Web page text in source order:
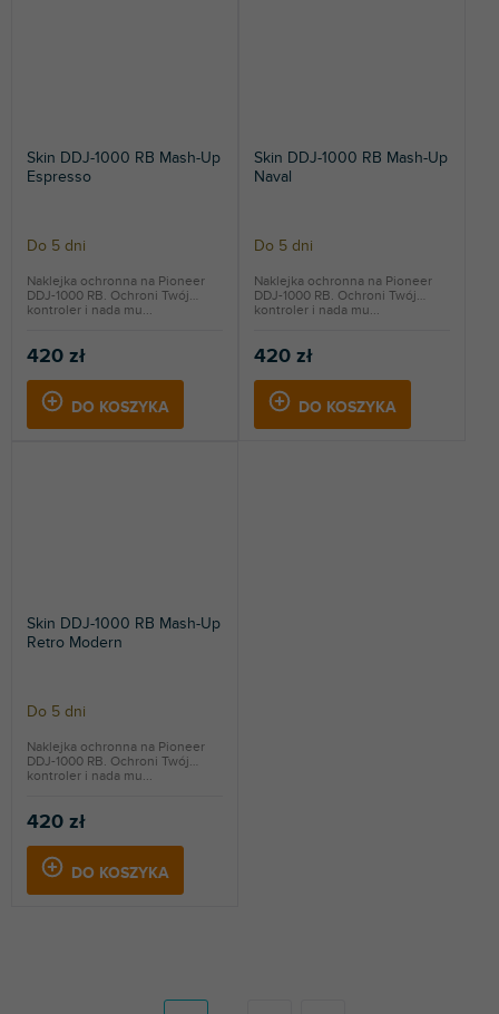
Skin DDJ-1000 RB Mash-Up
Espresso
Do 5 dni
420 zł
DO KOSZYKA
Naklejka ochronna na Pioneer
DDJ-1000 RB. Ochroni Twój
kontroler i nada mu...
Skin DDJ-1000 RB Mash-Up
Naval
Do 5 dni
420 zł
DO KOSZYKA
Naklejka ochronna na Pioneer
DDJ-1000 RB. Ochroni Twój
kontroler i nada mu...
Skin DDJ-1000 RB Mash-Up
Retro Modern
Do 5 dni
420 zł
DO KOSZYKA
Naklejka ochronna na Pioneer
DDJ-1000 RB. Ochroni Twój
kontroler i nada mu...